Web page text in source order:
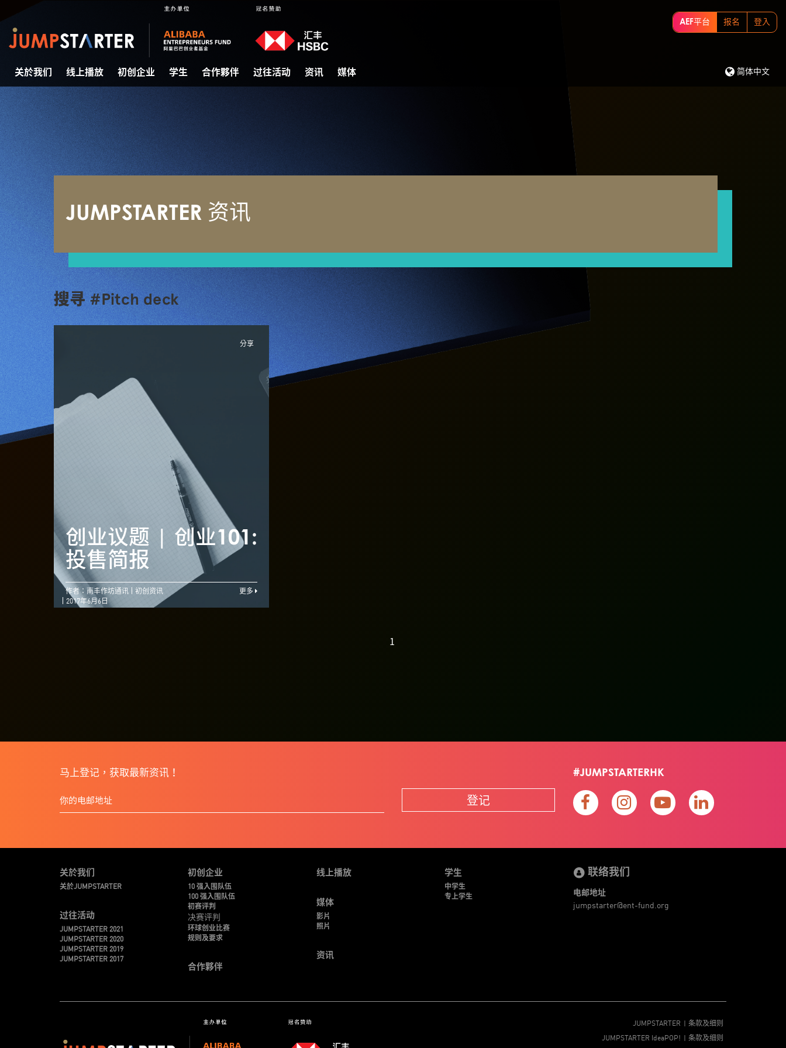
AEF平台 报名 登入
简体中文
关於我们 线上播放 初创企业 学生 合作夥伴 过往活动 资讯 媒体
JUMPSTARTER 资讯
搜寻 #Pitch deck
分享
创业议题 | 创业101:
投售简报
作者：南丰作坊通讯
初创资讯
2017年6月6日
更多
1
马上登记，获取最新资讯！
登记
#JUMPSTARTERHK
关於我们
关於JUMPSTARTER
过往活动
JUMPSTARTER 2021
JUMPSTARTER 2020
JUMPSTARTER 2019
JUMPSTARTER 2017
初创企业
10 强入围队伍
100 强入围队伍
初赛评判
决赛评判
环球创业比赛
规则及要求
合作夥伴
线上播放
媒体
影片
照片
资讯
学生
中学生
专上学生
联络我们
电邮地址
jumpstarter@ent-fund.org
JUMPSTARTER
条款及细则
JUMPSTARTER IdeaPOP!
条款及细则